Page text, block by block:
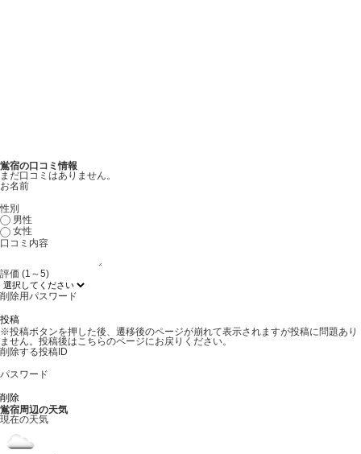
鴬宿の口コミ情報
まだ口コミはありません。
お名前
性別
男性
女性
口コミ内容
評価 (1～5)
削除用パスワード
※投稿ボタンを押した後、遷移後のページが崩れて表示されますが投稿に問題あり
ません。投稿後はこちらのページにお戻りください。
削除する投稿ID
パスワード
鴬宿周辺の天気
現在の天気